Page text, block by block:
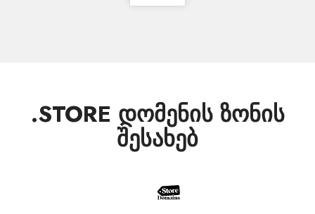
.STORE დომენის ზონის
შესახებ